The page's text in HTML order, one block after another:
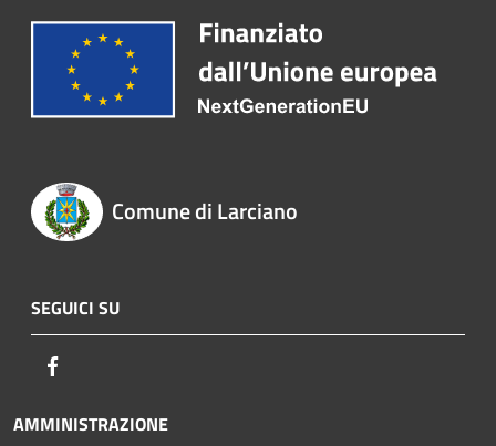
Comune di Larciano
SEGUICI SU
AMMINISTRAZIONE